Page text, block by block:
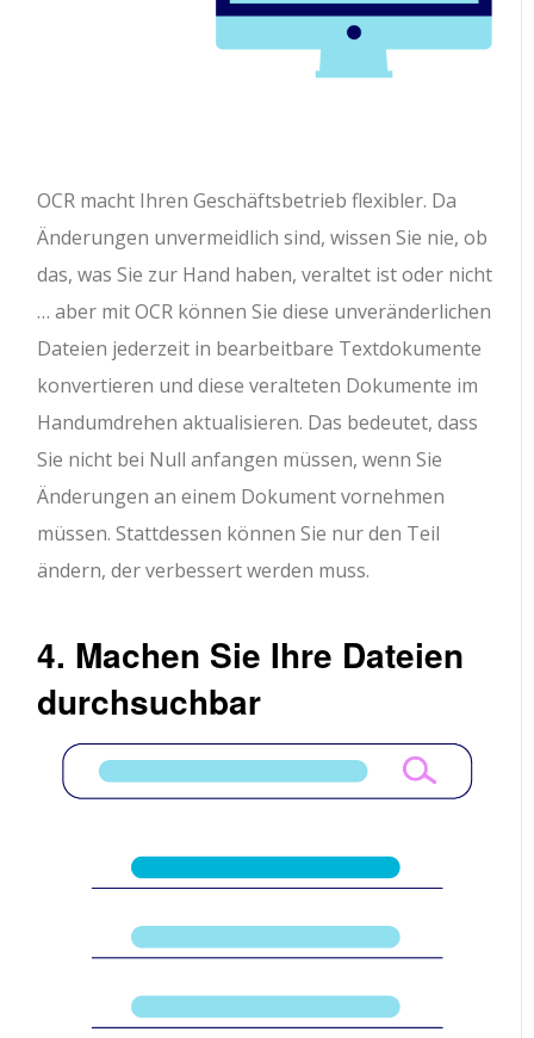
OCR macht Ihren Geschäftsbetrieb flexibler. Da
Änderungen unvermeidlich sind, wissen Sie nie, ob
das, was Sie zur Hand haben, veraltet ist oder nicht
… aber mit OCR können Sie diese unveränderlichen
Dateien jederzeit in bearbeitbare Textdokumente
konvertieren und diese veralteten Dokumente im
Handumdrehen aktualisieren. Das bedeutet, dass
Sie nicht bei Null anfangen müssen, wenn Sie
Änderungen an einem Dokument vornehmen
müssen. Stattdessen können Sie nur den Teil
ändern, der verbessert werden muss.
4. Machen Sie Ihre Dateien
durchsuchbar